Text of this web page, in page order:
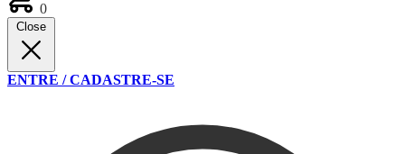
0
Close
ENTRE / CADASTRE-SE